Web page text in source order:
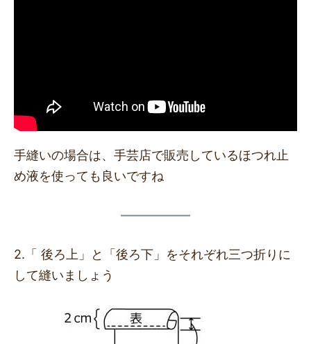
手縫いの場合は、手芸店で販売しているほつれ止
め液を使っても良いですね
2.「 後ろ上」と「後ろ下」をそれぞれ三つ折りに
して縫いましょう